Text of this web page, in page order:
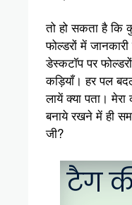
तो हो सकता है
फोल्डरों में
डेस्कटॉप पर
कड़ियाँ। हर पल
लायें क्या पता।
बनाये रखने में ही
जी?
टैग